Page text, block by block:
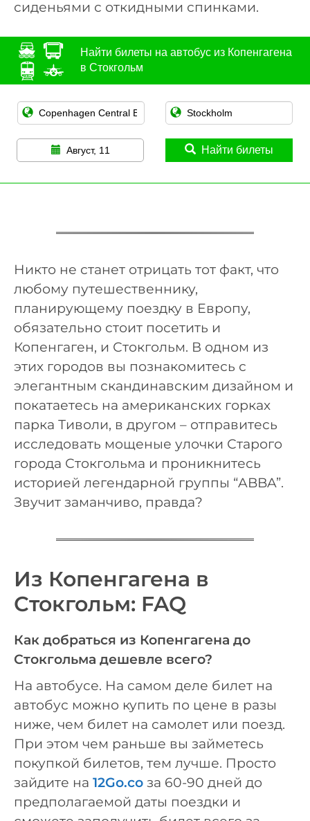
сиденьями с откидными спинками.
Найти билеты на автобус из Копенгагена
в Стокгольм
Август, 11 Найти билеты
Никто не станет отрицать тот факт, что
любому путешественнику,
планирующему поездку в Европу,
обязательно стоит посетить и
Копенгаген, и Стокгольм. В одном из
этих городов вы познакомитесь с
элегантным скандинавским дизайном и
покатаетесь на американских горках
парка Тиволи, в другом – отправитесь
исследовать мощеные улочки Старого
города Стокгольма и проникнитесь
историей легендарной группы “ABBA”.
Звучит заманчиво, правда?
Из Копенгагена в
Стокгольм: FAQ
Как добраться из Копенгагена до
Стокгольма дешевле всего?
На автобусе. На самом деле билет на
автобус можно купить по цене в разы
ниже, чем билет на самолет или поезд.
При этом чем раньше вы займетесь
покупкой билетов, тем лучше. Просто
зайдите на 12Go.co за 60-90 дней до
предполагаемой даты поездки и